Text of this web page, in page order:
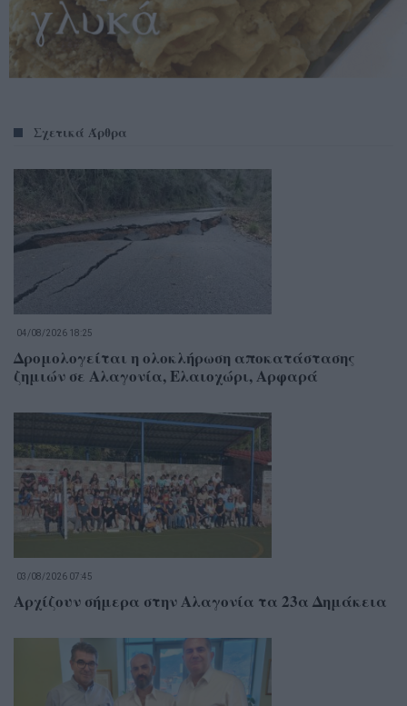
Σχετικά Άρθρα
04/08/2026 18:25
Δρομολογείται η ολοκλήρωση αποκατάστασης
ζημιών σε Αλαγονία, Ελαιοχώρι, Αρφαρά
03/08/2026 07:45
Αρχίζουν σήμερα στην Αλαγονία τα 23α Δημάκεια